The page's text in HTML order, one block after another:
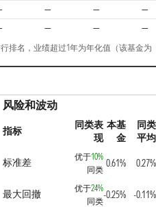
— —
—
— — —
排名，业绩超过1年为年化值（该基金为
风险和波动
指标
同类表
现
本基
金
同类
平均
标准差
优于10%
同类
0.61% 0.27%
最大回撤 优于24%
同类
-0.25% -0.11%